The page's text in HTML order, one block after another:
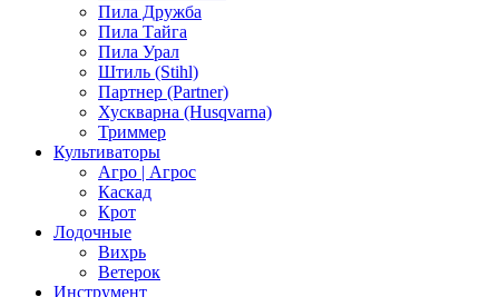
Пила Дружба
Пила Тайга
Пила Урал
Штиль (Stihl)
Партнер (Partner)
Хускварна (Husqvarna)
Триммер
Культиваторы
Агро | Агрос
Каскад
Крот
Лодочные
Вихрь
Ветерок
Инструмент